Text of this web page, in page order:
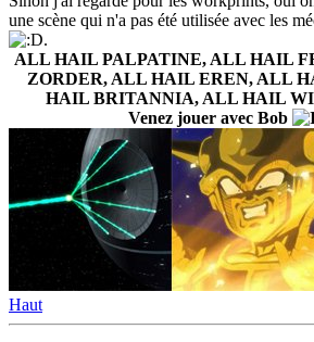
une scène qui n'a pas été utilisée avec les
.
ALL HAIL PALPATINE, ALL HAIL
ZORDER, ALL HAIL EREN, ALL
HAIL BRITANNIA, ALL HAIL
Venez jouer avec Bob
Haut